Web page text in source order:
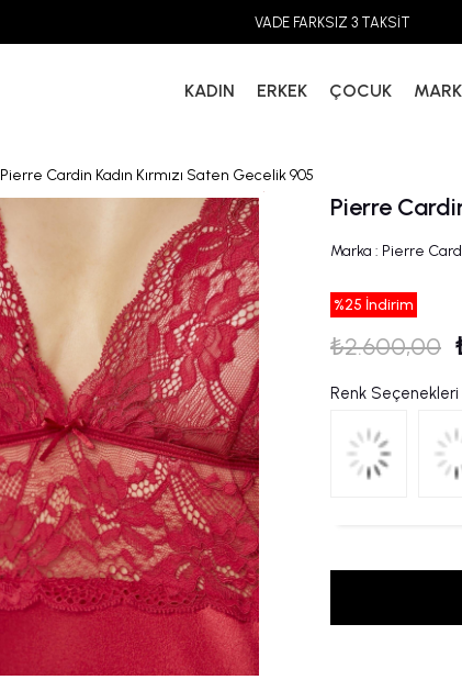
VADE FARKSIZ 3 TAKSİT
KADIN ERKEK ÇOCUK
Pierre Cardin Kadın Kırmızı Saten Gecelik 905
Pierre
Marka : Pierre
%25 İndirim
₺2.600,00
Renk Seçenekleri